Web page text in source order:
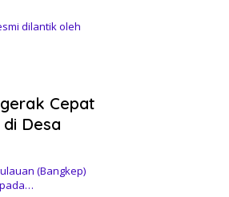
dilantik oleh
Cepat
Desa
(Bangkep)